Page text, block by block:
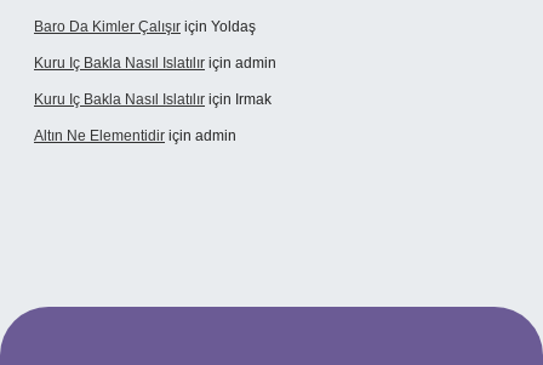
Baro Da Kimler Çalışır için Yoldaş
Kuru Iç Bakla Nasıl Islatılır için admin
Kuru Iç Bakla Nasıl Islatılır için Irmak
Altın Ne Elementidir için admin
güncel giriş